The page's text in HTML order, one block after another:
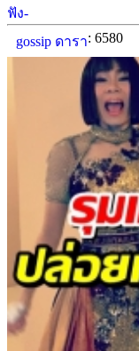
ฟัง-
gossip ดารา: 6580